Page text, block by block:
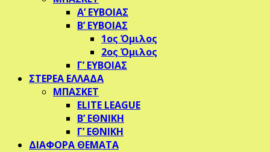
Α’ ΕΥΒΟΙΑΣ
Β’ ΕΥΒΟΙΑΣ
1ος Όμιλος
2ος Όμιλος
Γ’ ΕΥΒΟΙΑΣ
ΣΤΕΡΕΑ ΕΛΛΑΔΑ
ΜΠΑΣΚΕΤ
ELITE LEAGUE
Β’ ΕΘΝΙΚΗ
Γ’ ΕΘΝΙΚΗ
ΔΙΑΦΟΡΑ ΘΕΜΑΤΑ